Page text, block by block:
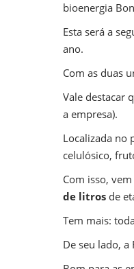
bioenergia
Esta será a
ano.
Com as duas
Vale destacar
a empresa).
Localizada no
celulósico,
Com isso,
de litros de
Tem mais:
De seu lado, a